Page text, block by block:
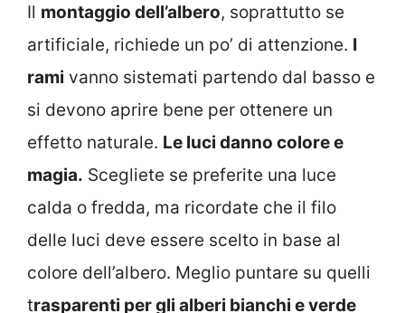
Il montaggio dell’albero, soprattutto se
artificiale, richiede un po’ di attenzione. I
rami vanno sistemati partendo dal basso e
si devono aprire bene per ottenere un
effetto naturale. Le luci danno colore e
magia. Scegliete se preferite una luce
calda o fredda, ma ricordate che il filo
delle luci deve essere scelto in base al
colore dell’albero. Meglio puntare su quelli
trasparenti per gli alberi bianchi e verde